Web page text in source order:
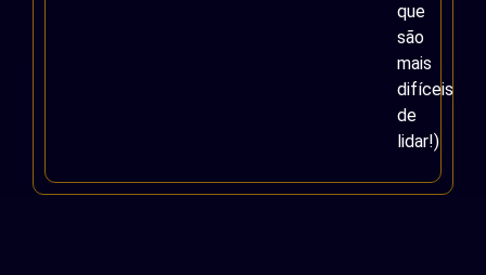
que
são
mais
difíceis
de
lidar!)